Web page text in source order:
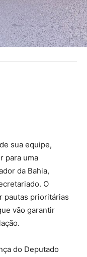
sua equipe,
para uma
da Bahia,
O
pautas prioritárias
vão garantir
do Deputado